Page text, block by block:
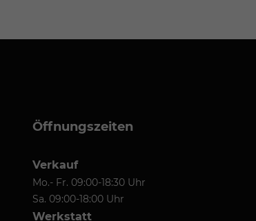
Öffnungszeiten
Verkauf
Mo.- Fr. 09:00-18:30 Uhr
Sa. 09:00-18:00 Uhr
Werkstatt